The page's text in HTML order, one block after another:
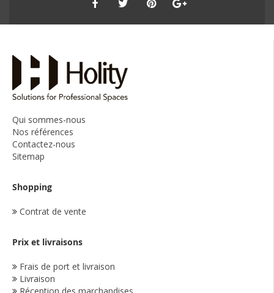
Qui sommes-nous
Nos références
Contactez-nous
Sitemap
Shopping
Contrat de vente
Prix et livraisons
Frais de port et livraison
Livraison